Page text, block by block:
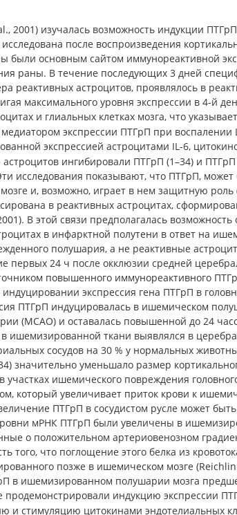
2001) изучалась возможность индукции
после воспроизведения
были основным сайтом иммунореактивной
раны. В течение последующих 3 дней
реактивных астроцитов, проявлялось в
максимального уровня экспрессии в 4-й
и глиальных клетках мозга, что
экспрессии ПТГрП при воспалении
экспрессией астроцитами IL-6,
ингибировали ПТГрП (1–34) и ПТГрП
исследования показывают, что ПТГрП,
и, возможно, играет в нем защитную роль
в реактивных астроцитах,
В этой связи предполагалась возможность
в инфарктной полутени в ответ на
полушария, а не реактивные
первых 24 ч после окклюзии средней
повышенного иммунореактивного
экспрессия гена ПТГрП в
ПТГрП индуцировалась в ишемическом
(MCAO) и оставалась повышенной до 24
ткани выявлялся в
сосудов на 30 % у нормальных
значительно уменьшало размер
ишемического повреждения
который увеличивает приток крови к
ПТГрП в сосудистом русле может
уровни мРНК ПТГрП были увеличены в
о положительном артериовенозном
что поглощение этого белка из
позже в ишемическом мозге (Reichlin
в ишемизированном полушарии мозга
продемонстрировали индукцию экспрессии
и стимуляцию цитокинами эндотелиальных